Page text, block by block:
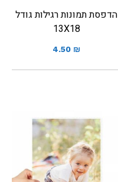
הדפסת תמונות רגילות גודל
13X18
4.50 ₪